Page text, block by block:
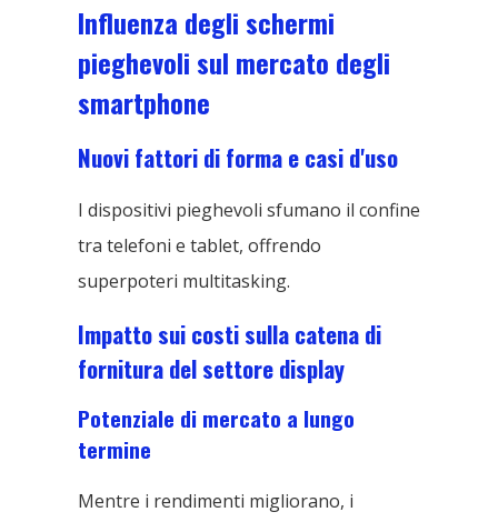
Influenza degli schermi
pieghevoli sul mercato degli
smartphone
Nuovi fattori di forma e casi d'uso
I dispositivi pieghevoli sfumano il confine
tra telefoni e tablet, offrendo
superpoteri multitasking.
Impatto sui costi sulla catena di
fornitura del settore display
Potenziale di mercato a lungo
termine
Mentre i rendimenti migliorano, i